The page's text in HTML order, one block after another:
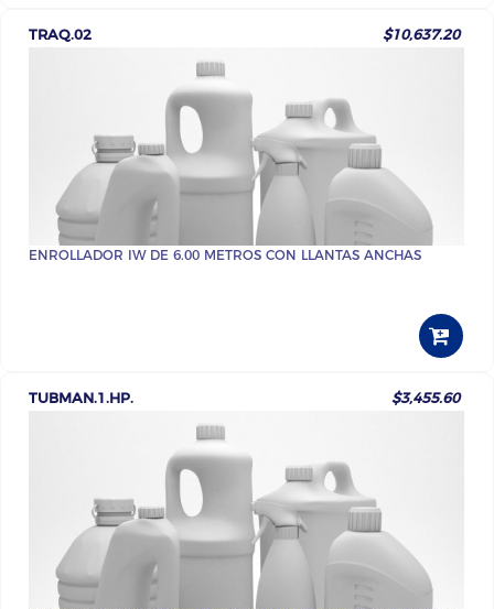
TRAQ.02 $10,637.20
ENROLLADOR IW DE 6.00 METROS CON LLANTAS ANCHAS
TUBMAN.1.HP. $3,455.60